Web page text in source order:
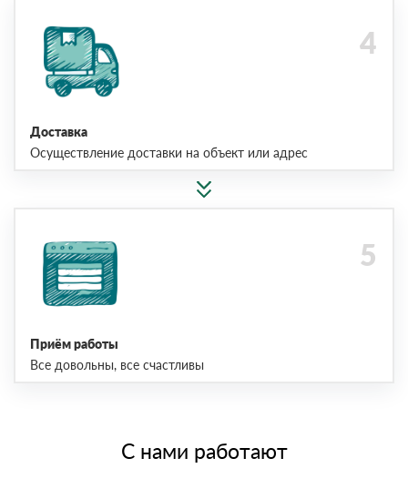
Доставка
Осуществление доставки на объект или адрес
Приём работы
Все довольны, все счастливы
С нами работают